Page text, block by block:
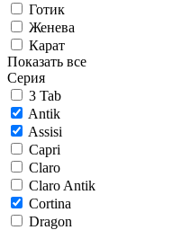
Готик
Женева
Карат
Показать все
Серия
3 Tab
Antik
Assisi
Capri
Claro
Claro Antik
Cortina
Dragon